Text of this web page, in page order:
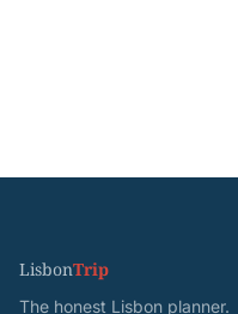
LisbonTrip
The honest Lisbon planner.